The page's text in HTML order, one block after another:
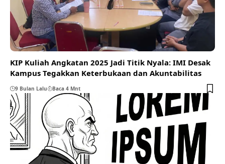
KIP Kuliah Angkatan 2025 Jadi Titik Nyala: IMI Desak
Kampus Tegakkan Keterbukaan dan Akuntabilitas
9 Bulan Lalu Baca 4 Mnt